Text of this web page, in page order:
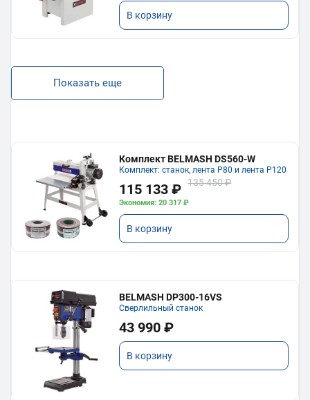
В корзину
Показать еще
Комплект BELMASH DS560-W
Комплект: станок, лента P80 и лента P120
115 133 ₽ 135 450 ₽
Экономия: 20 317 ₽
В корзину
BELMASH DP300-16VS
Сверлильный станок
43 990 ₽
В корзину